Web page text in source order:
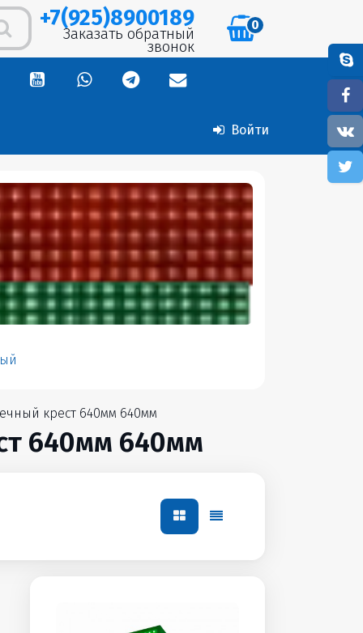
+7(925)8900189
Заказать обратный
звонок
0
Войти
крест 640мм 640мм
640мм 640мм